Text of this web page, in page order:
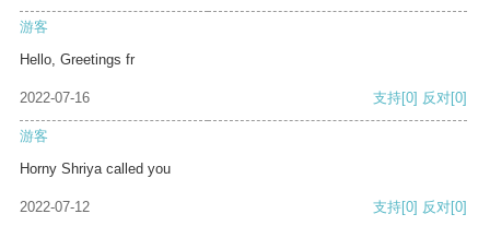
游客
Hello, Greetings fr
2022-07-16 支持[0] 反对[0]
游客
Horny Shriya called you
2022-07-12 支持[0] 反对[0]